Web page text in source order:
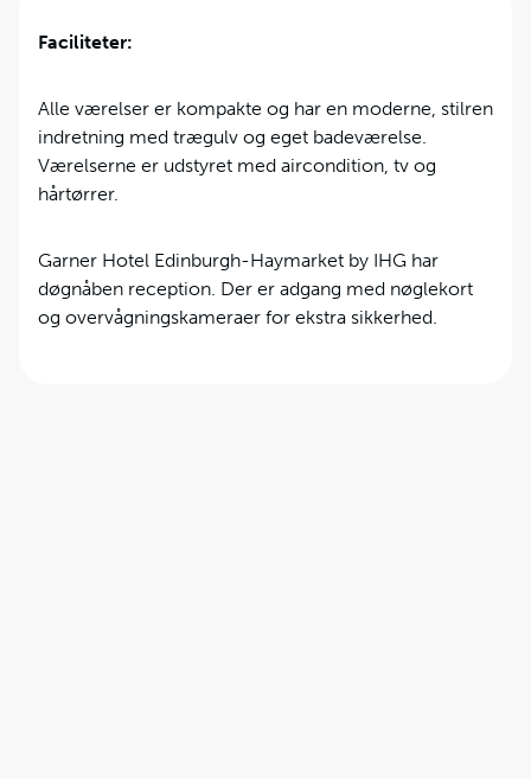
Faciliteter:
Alle værelser er kompakte og har en moderne, stilren
indretning med trægulv og eget badeværelse.
Værelserne er udstyret med aircondition, tv og
hårtørrer.
Garner Hotel Edinburgh-Haymarket by IHG har
døgnåben reception. Der er adgang med nøglekort
og overvågningskameraer for ekstra sikkerhed.